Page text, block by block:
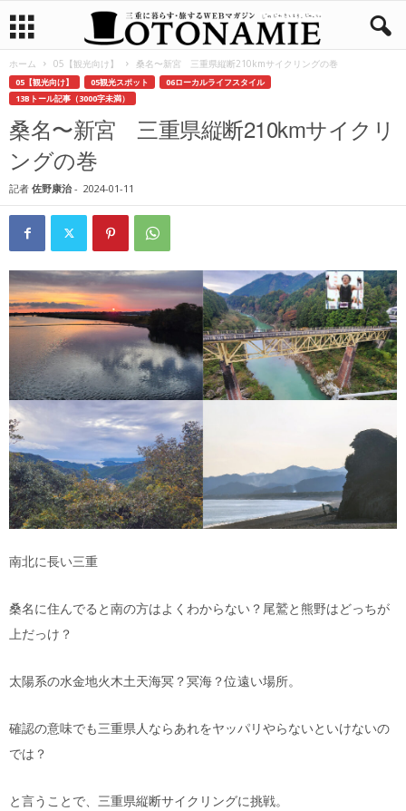
ホーム 05【観光向け】 桑名〜新宮 三重県縦断210kmサイクリングの巻
05【観光向け】 05観光スポット
06ローカルライフスタイル
13Bトール記事（3000字未満）
桑名〜新宮 三重県縦断210kmサイクリ
ングの巻
記者 佐野康治- 2024-01-11
南北に長い三重
桑名に住んでると南の方はよくわからない？尾鷲と熊野はどっちが
上だっけ？
太陽系の水金地火木土天海冥？冥海？位遠い場所。
確認の意味でも三重県人ならあれをヤッパリやらないといけないの
では？
と言うことで、三重県縦断サイクリングに挑戦。